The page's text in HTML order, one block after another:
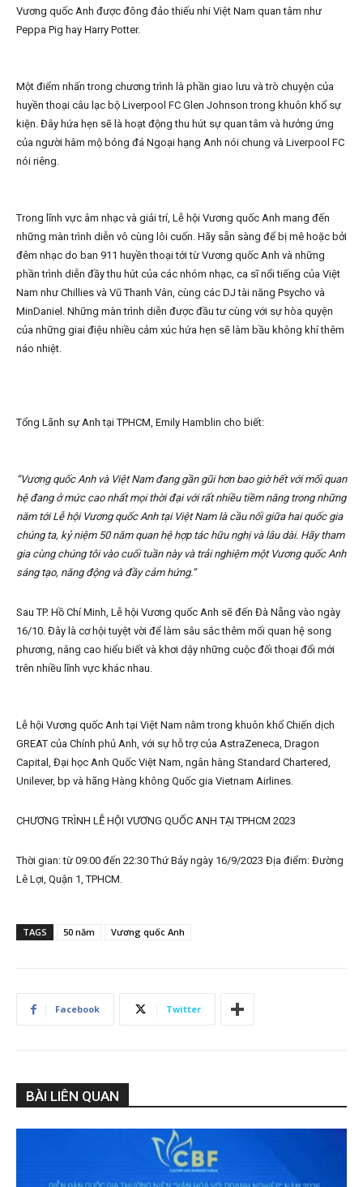
Vương quốc Anh được đông đảo thiếu nhi Việt Nam quan tâm như
Peppa Pig hay Harry Potter.
Một điểm nhấn trong chương trình là phần giao lưu và trò chuyện của
huyền thoại câu lạc bộ Liverpool FC Glen Johnson trong khuôn khổ sự
kiện. Đây hứa hẹn sẽ là hoạt động thu hút sự quan tâm và hưởng ứng
của người hâm mộ bóng đá Ngoại hạng Anh nói chung và Liverpool FC
nói riêng.
Trong lĩnh vực âm nhạc và giải trí, Lễ hội Vương quốc Anh mang đến
những màn trình diễn vô cùng lôi cuốn. Hãy sẵn sàng để bị mê hoặc bởi
đêm nhạc do ban 911 huyền thoại tới từ Vương quốc Anh và những
phần trình diễn đầy thu hút của các nhóm nhạc, ca sĩ nổi tiếng của Việt
Nam như Chillies và Vũ Thanh Vân, cùng các DJ tài năng Psycho và
MinDaniel. Những màn trình diễn được đầu tư cùng với sự hòa quyện
của những giai điệu nhiều cảm xúc hứa hẹn sẽ làm bầu không khí thêm
náo nhiệt.
Tổng Lãnh sự Anh tại TPHCM, Emily Hamblin cho biết:
“Vương quốc Anh và Việt Nam đang gần gũi hơn bao giờ hết với mối quan
hệ đang ở mức cao nhất mọi thời đại với rất nhiều tiềm năng trong những
năm tới Lễ hội Vương quốc Anh tại Việt Nam là cầu nối giữa hai quốc gia
chúng ta, kỷ niệm 50 năm quan hệ hợp tác hữu nghị và lâu dài. Hãy tham
gia cùng chúng tôi vào cuối tuần này và trải nghiệm một Vương quốc Anh
sáng tạo, năng động và đầy cảm hứng.”
Sau TP. Hồ Chí Minh, Lễ hội Vương quốc Anh sẽ đến Đà Nẵng vào ngày
16/10. Đây là cơ hội tuyệt vời để làm sâu sắc thêm mối quan hệ song
phương, nâng cao hiểu biết và khơi dậy những cuộc đối thoại đổi mới
trên nhiều lĩnh vực khác nhau.
Lễ hội Vương quốc Anh tại Việt Nam nằm trong khuôn khổ Chiến dịch
GREAT của Chính phủ Anh, với sự hỗ trợ của AstraZeneca, Dragon
Capital, Đại học Anh Quốc Việt Nam, ngân hàng Standard Chartered,
Unilever, bp và hãng Hàng không Quốc gia Vietnam Airlines.
CHƯƠNG TRÌNH LỄ HỘI VƯƠNG QUỐC ANH TẠI TPHCM 2023
Thời gian: từ 09:00 đến 22:30 Thứ Bảy ngày 16/9/2023 Địa điểm: Đường
Lê Lợi, Quận 1, TPHCM.
TAGS 50 năm Vương quốc Anh
Facebook Twitter
BÀI LIÊN QUAN